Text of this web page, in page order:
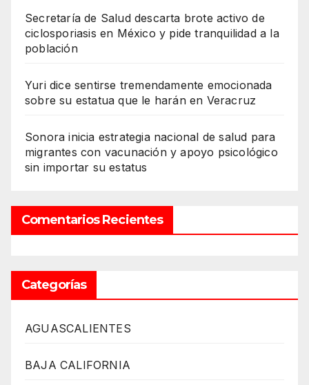
Secretaría de Salud descarta brote activo de
ciclosporiasis en México y pide tranquilidad a la
población
Yuri dice sentirse tremendamente emocionada
sobre su estatua que le harán en Veracruz
Sonora inicia estrategia nacional de salud para
migrantes con vacunación y apoyo psicológico
sin importar su estatus
Comentarios Recientes
Categorías
AGUASCALIENTES
BAJA CALIFORNIA